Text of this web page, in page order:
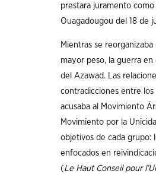
prestara juramento
Ouagadougou del 18 de
Mientras se
mayor peso, la guerra
del Azawad. Las
contradicciones entre
acusaba al Movimiento
Movimiento por la
objetivos de cada grupo:
enfocados en
(Le Haut Conseil pour